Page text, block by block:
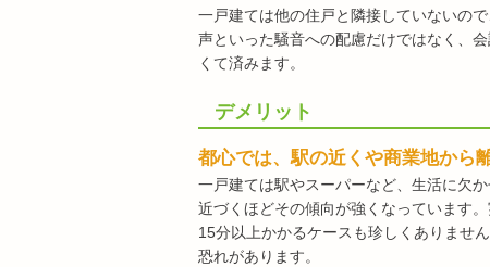
一戸建ては他の住戸と隣接していないの
声といった騒音への配慮だけではなく、
くて済みます。
デメリット
都心では、駅の近くや商業地から
一戸建ては駅やスーパーなど、生活に欠
近づくほどその傾向が強くなっています
15分以上かかるケースも珍しくありませ
恐れがあります。